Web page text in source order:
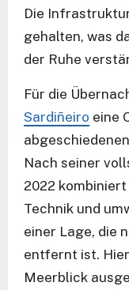
Die
gehalten, was
der Ruhe
Für die
Sardiñeiro eine
Nach seiner
2022
Technik und
einer Lage, die
entfernt ist.
Meerblick